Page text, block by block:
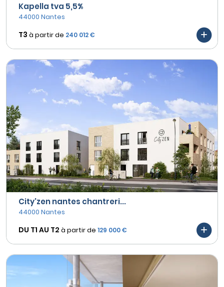
Kapella tva 5,5%
44000 Nantes
T3 à partir de 240 012 €
City'zen nantes chantreri...
44000 Nantes
DU T1 AU T2 à partir de 129 000 €